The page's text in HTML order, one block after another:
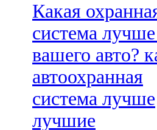
Какая
система
вашего авто?
автоохранная
система лучше
лучшие